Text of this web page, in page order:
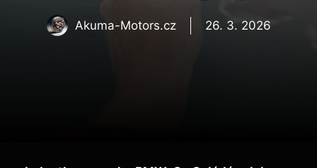
Akuma-Motors.cz 26. 3. 2026